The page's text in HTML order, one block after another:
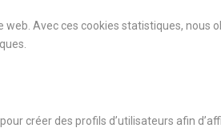
web. Avec ces cookies statistiques, nous
créer des profils d’utilisateurs afin